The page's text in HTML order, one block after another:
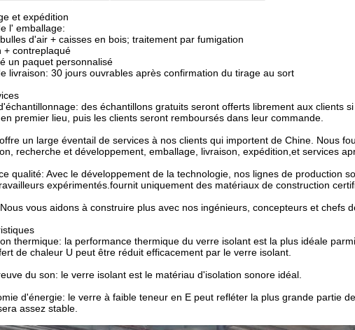
et expédition
l' emballage:
d'air + caisses en bois; traitement par fumigation
+ contreplaqué
un paquet personnalisé
livraison: 30 jours ouvrables après confirmation du tirage au sort
des échantillons gratuits seront offerts librement aux clients
premier lieu, puis les clients seront remboursés dans leur commande.
un large éventail de services à nos clients qui importent de Chine. Nous
recherche et développement, emballage, livraison, expédition,et services
qualité: Avec le développement de la technologie, nos lignes de production
expérimentés.fournit uniquement des matériaux de construction
vous aidons à construire plus avec nos ingénieurs, concepteurs et chefs
thermique: la performance thermique du verre isolant est la plus idéale
de chaleur U peut être réduit efficacement par le verre isolant.
du son: le verre isolant est le matériau d'isolation sonore idéal.
d'énergie: le verre à faible teneur en E peut refléter la plus grande partie
assez stable.